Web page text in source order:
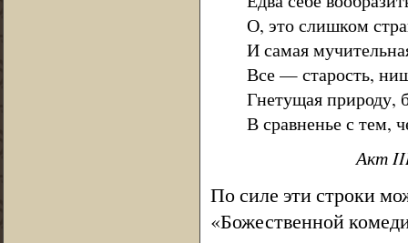
О, это слишком
И самая
Все — старость,
Гнетущая природу,
В сравненье с тем,
Акт
По силе эти строки
«Божественной